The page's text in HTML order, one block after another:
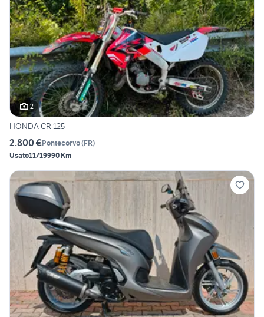
2
HONDA CR 125
2.800 €Pontecorvo(FR)
Usato11/19990 Km